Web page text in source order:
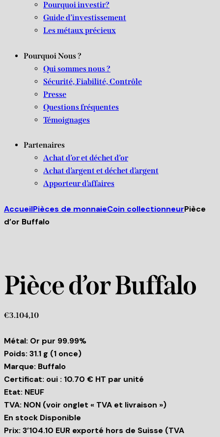
Pourquoi investir?
Guide d’investissement
Les métaux précieux
Pourquoi Nous ?
Qui sommes nous ?
Sécurité, Fiabilité, Contrôle
Presse
Questions fréquentes
Témoignages
Partenaires
Achat d’or et déchet d’or
Achat d’argent et déchet d’argent
Apporteur d’affaires
AccueilPièces de monnaieCoin collectionneurPièce
d’or Buffalo
Pièce d’or Buffalo
€3.104,10
Métal: Or pur 99.99%
Poids: 31.1 g (1 once)
Marque: Buffalo
Certificat: oui : 10.70 € HT par unité
Etat: NEUF
TVA: NON (voir onglet « TVA et livraison »)
En stock Disponible
Prix: 3’104.10 EUR exporté hors de Suisse (TVA